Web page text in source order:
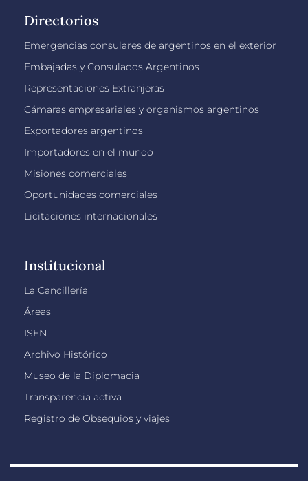
Directorios
Emergencias consulares de argentinos en el exterior
Embajadas y Consulados Argentinos
Representaciones Extranjeras
Cámaras empresariales y organismos argentinos
Exportadores argentinos
Importadores en el mundo
Misiones comerciales
Oportunidades comerciales
Licitaciones internacionales
Institucional
La Cancillería
Áreas
ISEN
Archivo Histórico
Museo de la Diplomacia
Transparencia activa
Registro de Obsequios y viajes